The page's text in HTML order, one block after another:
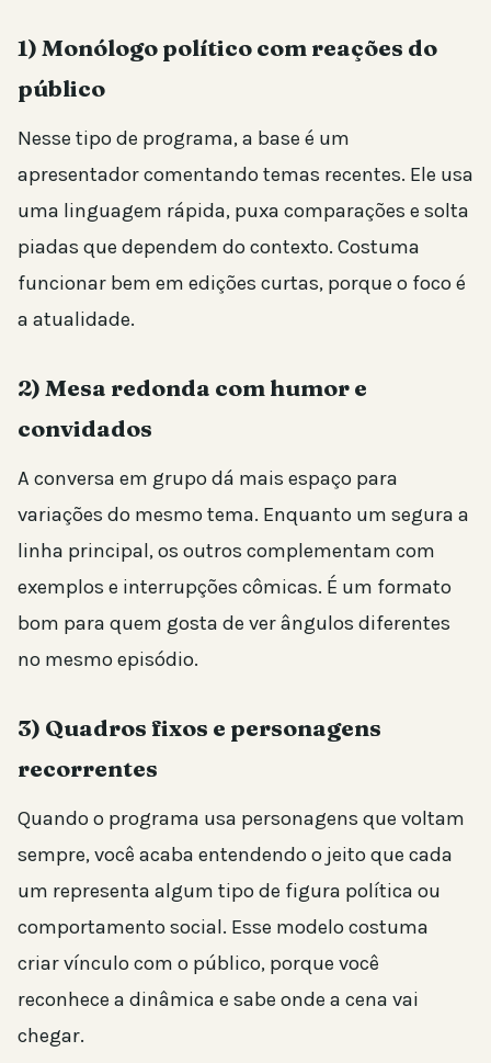
1) Monólogo político com reações do
público
Nesse tipo de programa, a base é um
apresentador comentando temas recentes. Ele usa
uma linguagem rápida, puxa comparações e solta
piadas que dependem do contexto. Costuma
funcionar bem em edições curtas, porque o foco é
a atualidade.
2) Mesa redonda com humor e
convidados
A conversa em grupo dá mais espaço para
variações do mesmo tema. Enquanto um segura a
linha principal, os outros complementam com
exemplos e interrupções cômicas. É um formato
bom para quem gosta de ver ângulos diferentes
no mesmo episódio.
3) Quadros fixos e personagens
recorrentes
Quando o programa usa personagens que voltam
sempre, você acaba entendendo o jeito que cada
um representa algum tipo de figura política ou
comportamento social. Esse modelo costuma
criar vínculo com o público, porque você
reconhece a dinâmica e sabe onde a cena vai
chegar.